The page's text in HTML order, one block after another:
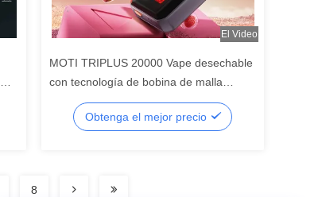
El Video
MOTI TRIPLUS 20000 Vape desechable
con tecnología de bobina de malla
pantalla HD y flujo de aire ajustable
20000 puffs 18ml E-líquido
Obtenga el mejor precio
8